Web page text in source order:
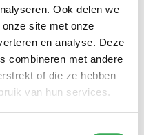
Ook delen we
site met onze
en analyse. Deze
combineren met andere
of die ze hebben
van hun services.
binnen hun
met de aanpak van
en een gewenste